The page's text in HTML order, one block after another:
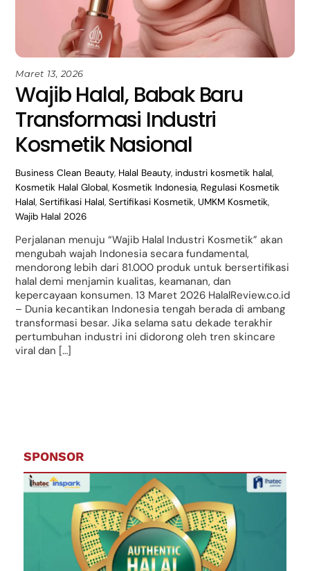
Maret 13, 2026
Wajib Halal, Babak Baru
Transformasi Industri
Kosmetik Nasional
Business Clean Beauty, Halal Beauty, industri kosmetik halal,
Kosmetik Halal Global, Kosmetik Indonesia, Regulasi Kosmetik
Halal,Sertifikasi Halal,Sertifikasi Kosmetik, UMKM Kosmetik,
Wajib Halal 2026
Perjalanan menuju “Wajib Halal Industri Kosmetik” akan
mengubah wajah Indonesia secara fundamental,
mendorong lebih dari 81.000 produk untuk bersertifikasi
halal demi menjamin kualitas, keamanan, dan
kepercayaan konsumen. 13 Maret 2026 HalalReview.co.id
– Dunia kecantikan Indonesia tengah berada di ambang
transformasi besar. Jika selama satu dekade terakhir
pertumbuhan industri ini didorong oleh tren skincare
viral dan […]
SPONSOR